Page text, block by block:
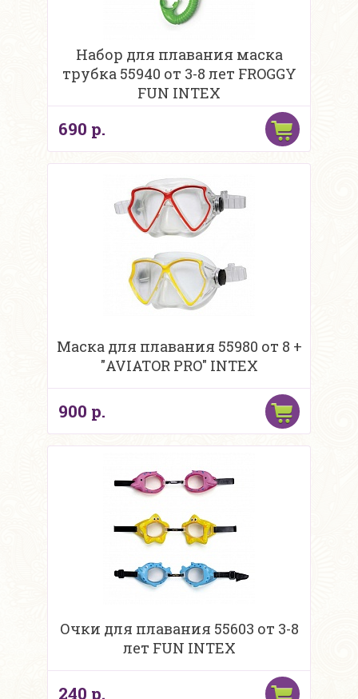
Набор для плавания маска
трубка 55940 от 3-8 лет FROGGY
FUN INTEX
690 р.
Маска для плавания 55980 от 8 +
"AVIATOR PRO" INTEX
900 р.
Очки для плавания 55603 от 3-8
лет FUN INTEX
240 р.